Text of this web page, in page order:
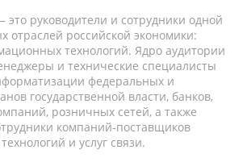
это руководители и сотрудники одной
отраслей российской экономики:
технологий. Ядро аудитории
и технические специалисты
федеральных и
государственной власти, банков,
розничных сетей, а также
компаний-поставщиков
и услуг связи.